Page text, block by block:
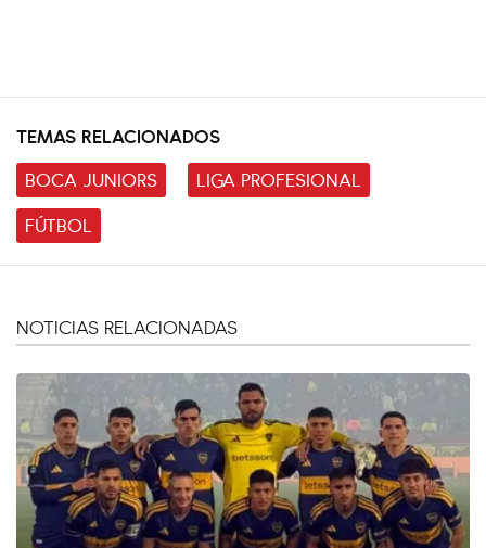
TEMAS RELACIONADOS
BOCA JUNIORS
LIGA PROFESIONAL
FÚTBOL
NOTICIAS RELACIONADAS